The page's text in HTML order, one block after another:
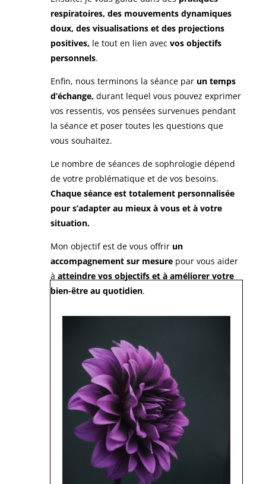
respiratoires, des mouvements dynamiques
doux, des visualisations et des projections
positives, le tout en lien avecvos objectifs
personnels.
Enfin, nous terminons la séance par un temps
d’échange, durant lequel vous pouvez exprimer
vos ressentis, vos pensées survenues pendant
la séance et poser toutes les questions que
vous souhaitez.
Le nombre de séances de sophrologie dépend
de votre problématique et de vos besoins.
Chaque séance est totalement personnalisée
pour s’adapter au mieux à vous et à votre
situation.
Mon objectif est de vous offrir un
accompagnement sur mesure pour vous aider
àatteindre vos objectifs et à améliorer votre
bien-être au quotidien.